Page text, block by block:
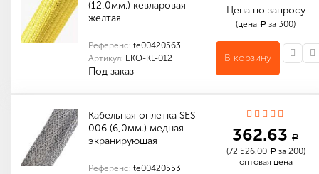
(12,0мм.) кевларовая
желтая
Референс: te00420563
Артикул: EKO-KL-012
Под заказ
Цена по запросу
(цена a за 300)
В корзину
Кабельная оплетка SES-
006 (6,0мм.) медная
экранирующая
Референс: te00420553
362.63 a
(72 526.00 aза 200)
оптовая цена